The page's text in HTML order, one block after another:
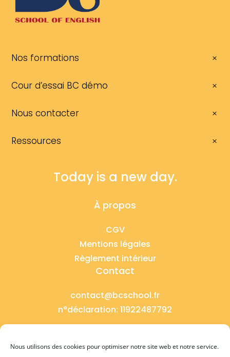
Nous utilisons des cookies pour optimiser notre site web et notre service.
Nos formations
Cour d’essai BC démo
Nous contacter
Ressources
Today is a new day.
À propos
CGV
Mentions légales
Règlement intérieur
Contact
contact@bcschool.fr
n°déclaration: 11922487792